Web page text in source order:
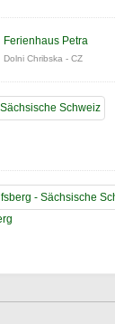
Ferienhaus Petra
Dolni Chribska - CZ